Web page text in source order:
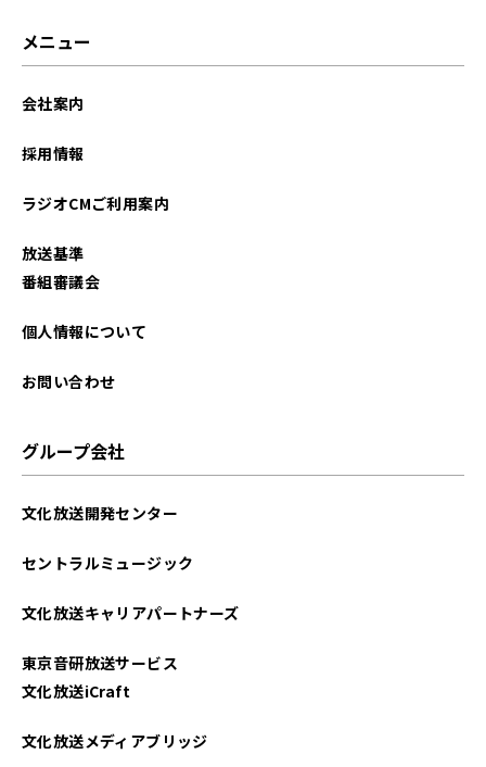
メニュー
会社案内
採用情報
ラジオCMご利用案内
放送基準
番組審議会
個人情報について
お問い合わせ
グループ会社
文化放送開発センター
セントラルミュージック
文化放送キャリアパートナーズ
東京音研放送サービス
文化放送iCraft
文化放送メディアブリッジ